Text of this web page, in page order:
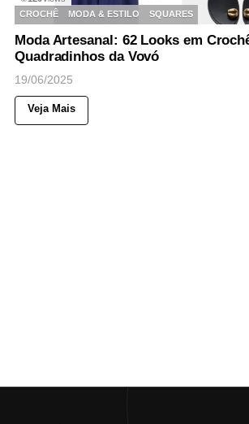
CROCHÊ
MODA & ESTILO SQUARES
Moda Artesanal: 62 Looks em
Quadradinhos da Vovó
19/06/2025
Veja Mais